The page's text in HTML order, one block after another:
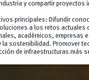
y compartir proyectos
principales: Difundir
a los retos actuales
académicos, empresas
la sostenibilidad. Promover
de infraestructuras más